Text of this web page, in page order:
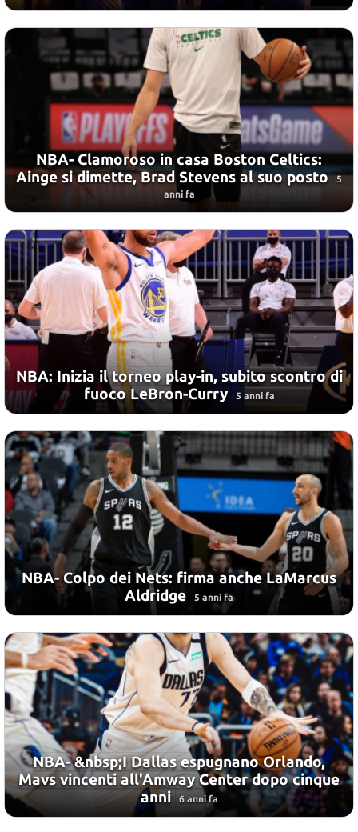
NBA- Clamoroso in casa Boston Celtics:
Ainge si dimette, Brad Stevens al suo posto 5
anni fa
NBA: Inizia il torneo play-in, subito scontro di
fuoco LeBron-Curry
5 anni fa
NBA- Colpo dei Nets: firma anche LaMarcus
Aldridge
5 anni fa
NBA- &nbsp;I Dallas espugnano Orlando,
Mavs vincenti all'Amway Center dopo cinque
anni 6 anni fa